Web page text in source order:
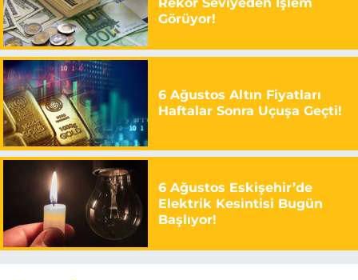
Görüyor!
6 Ağustos Altın Fiyatları
Haftalar Sonra Uçuşa Geçti!
6 Ağustos Eskişehir’de
Elektrik Kesintisi Bugün
Başlıyor!